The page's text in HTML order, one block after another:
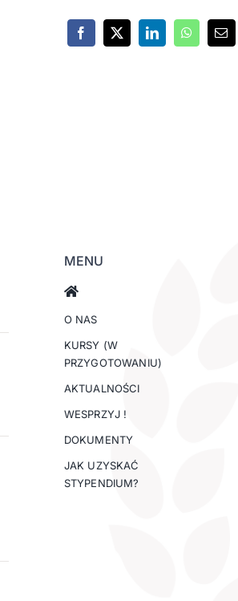
MENU
O NAS
KURSY (W
PRZYGOTOWANIU)
AKTUALNOŚCI
WESPRZYJ !
DOKUMENTY
JAK UZYSKAĆ
STYPENDIUM?